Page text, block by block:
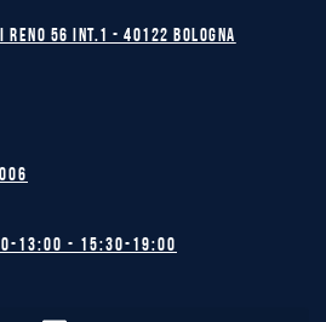
56 int.1 - 40122 BOLOGNA
- 15:30-19:00